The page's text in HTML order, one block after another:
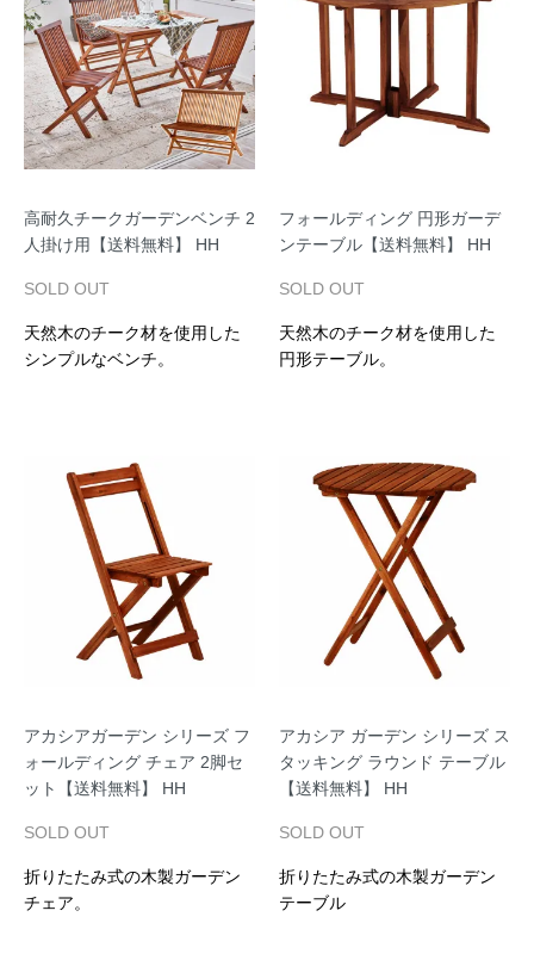
高耐久チークガーデンベンチ 2
人掛け用【送料無料】 HH
SOLD OUT
天然木のチーク材を使用した
シンプルなベンチ。
フォールディング 円形ガーデ
ンテーブル【送料無料】 HH
SOLD OUT
天然木のチーク材を使用した
円形テーブル。
アカシアガーデン シリーズ フ
ォールディング チェア 2脚セ
ット【送料無料】 HH
SOLD OUT
折りたたみ式の木製ガーデン
チェア。
アカシア ガーデン シリーズ ス
タッキング ラウンド テーブル
【送料無料】 HH
SOLD OUT
折りたたみ式の木製ガーデン
テーブル